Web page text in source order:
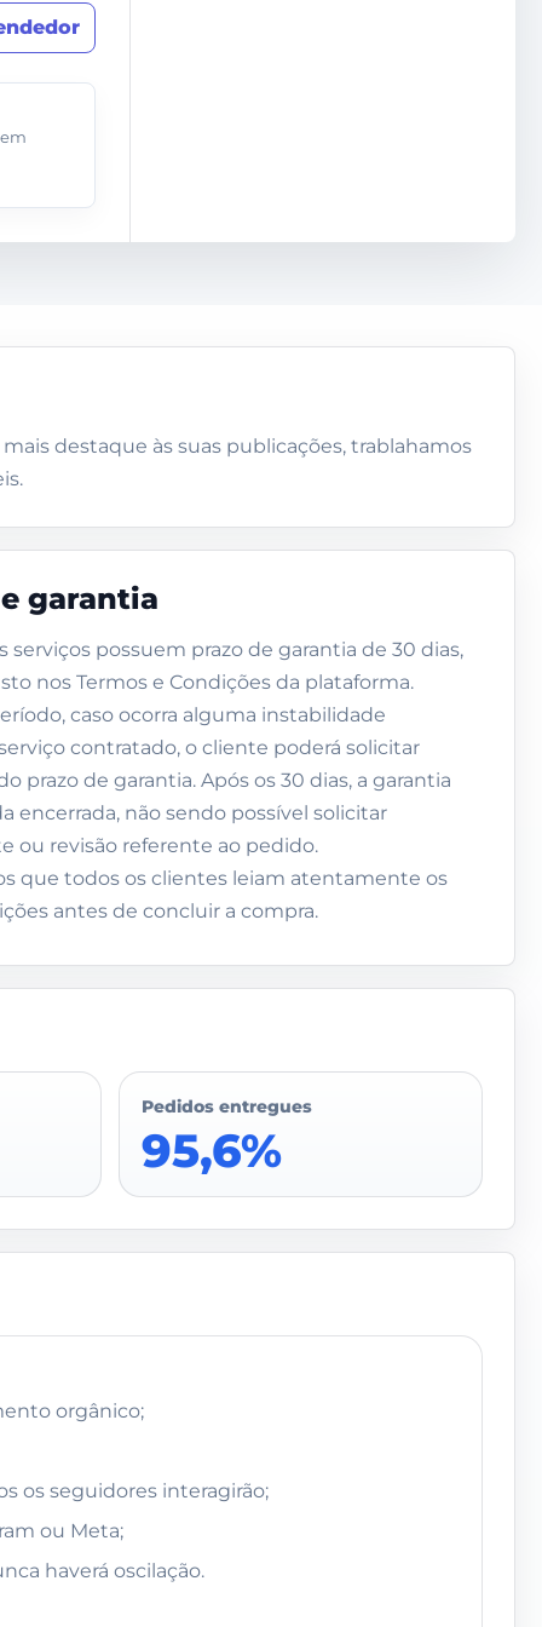
destaque às suas publicações, trablahamos
garantia
serviços possuem prazo de garantia de 30 dias,
nos Termos e Condições da plataforma.
caso ocorra alguma instabilidade
contratado, o cliente poderá solicitar
prazo de garantia. Após os 30 dias, a garantia
encerrada, não sendo possível solicitar
ou revisão referente ao pedido.
que todos os clientes leiam atentamente os
antes de concluir a compra.
Pedidos entregues
95,6%
orgânico;
os seguidores interagirão;
ou Meta;
haverá oscilação.